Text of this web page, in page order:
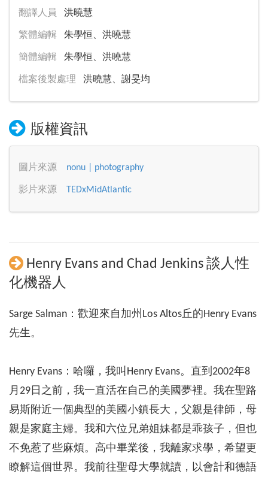
翻譯人員 洪曉慧
繁體編輯 朱學恒、洪曉慧
簡體編輯 朱學恒、洪曉慧
檔案後製處理 洪曉慧、謝旻均
版權資訊
圖片來源 nonu | photography
影片來源 TEDxMidAtlantic
Henry Evans and Chad Jenkins 談人性
化機器人
Sarge Salman：歡迎來自加州Los Altos丘的Henry Evans
先生。
Henry Evans：哈囉，我叫Henry Evans。直到2002年8
月29日之前，我一直活在自己的美國夢裡。我在聖路
易斯附近一個典型的美國小鎮長大，父親是律師，母
親是家庭主婦。我和六位兄弟姐妹都是乖孩子，但也
不免惹了些麻煩。高中畢業後，我離家求學，希望更
瞭解這個世界。我前往聖母大學就讀，以會計和德語